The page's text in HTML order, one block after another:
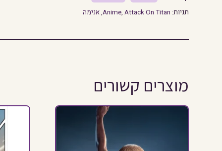
תגיות: Anime, Attack On Titan
,אנימה
מוצרים קשורים